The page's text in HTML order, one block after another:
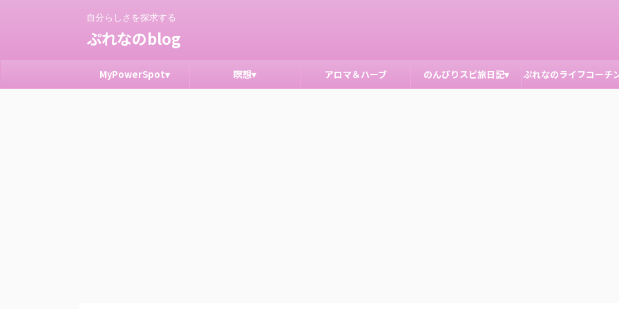
自分らしさを探求する
ぷれなのblog
MyPowerSpot▾ 瞑想▾ アロマ＆ハーブ のんびりスピ旅日記▾ ぷれなのライフコーチ